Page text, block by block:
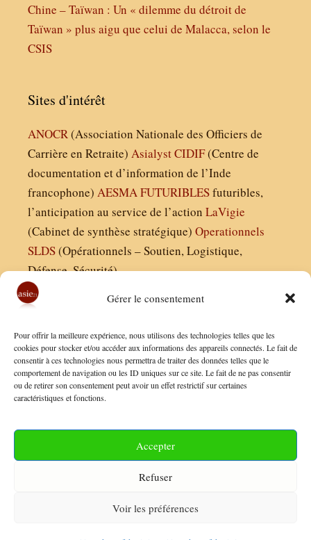
Gérer le consentement
Pour offrir la meilleure expérience, nous utilisons des technologies telles que les
cookies pour stocker et/ou accéder aux informations des appareils connectés. Le fait de
consentir à ces technologies nous permettra de traiter des données telles que le
comportement de navigation ou les ID uniques sur ce site. Le fait de ne pas consentir
ou de retirer son consentement peut avoir un effet restrictif sur certaines
caractéristiques et fonctions.
Accepter
Refuser
Voir les préférences
Chine – Taïwan : Un « dilemme du détroit de
Taïwan » plus aigu que celui de Malacca, selon le
CSIS
Sites d'intérêt
ANOCR(Association Nationale des Officiers de
Carrière en Retraite) AsialystCIDIF(Centre de
documentation et d’information de l’Inde
francophone) AESMAFUTURIBLESfuturibles,
l’anticipation au service de l’action LaVigie
(Cabinet de synthèse stratégique) Operationnels
SLDS(Opérationnels – Soutien, Logistique,
Défense, Sécurité)
Finaldées EURL
Siège social : 13 avenue Boudon, 75016, Paris
Nous contacter
Conditions Générales de Vente
Politique de Confidentialité